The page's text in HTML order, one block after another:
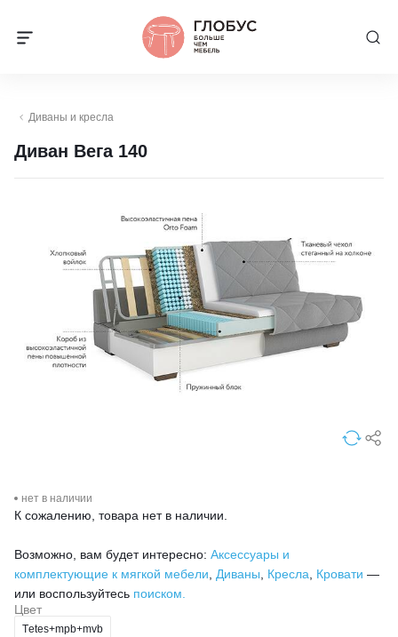
Диваны и кресла
Диван Вега 140
нет в наличии
К сожалению, товара нет в наличии.
Возможно, вам будет интересно: Аксессуары и
комплектующие к мягкой мебели
Диваны Кресла Кровати —
или воспользуйтесь поиском.
Цвет
Тetes+mpb+mvb